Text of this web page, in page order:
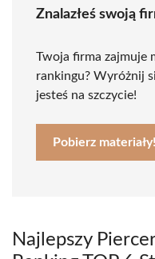
Znalazłeś swoją
Twoja firma zajmuje
rankingu? Wyróżnij
jesteś na szczycie!
Pobierz materiały!
Najlepszy